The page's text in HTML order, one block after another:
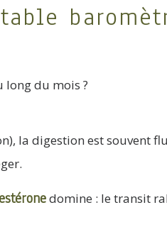
long du mois ?
la digestion est souvent
domine : le transit